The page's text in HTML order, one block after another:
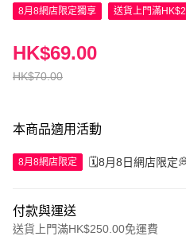
8月8網店限定獨享 送貨上門滿
HK$70.00
HK$69.00
本商品適用活動
8月8網店限定 🗓️8月8日網店限定
付款與運送
送貨上門滿HK$250.00免運費